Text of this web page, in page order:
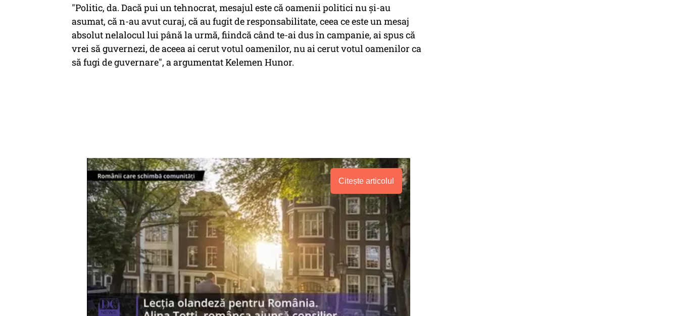
"Politic, da. Dacă pui un tehnocrat, mesajul este că oamenii politici nu şi-au
asumat, că n-au avut curaj, că au fugit de responsabilitate, ceea ce este un mesaj
absolut nelalocul lui până la urmă, fiindcă când te-ai dus în campanie, ai spus că
vrei să guvernezi, de aceea ai cerut votul oamenilor, nu ai cerut votul oamenilor ca
să fugi de guvernare", a argumentat Kelemen Hunor.
Citește articolul